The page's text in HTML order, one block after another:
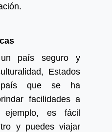
país seguro y
Estados
que se ha
facilidades a
es fácil
y puedes viajar